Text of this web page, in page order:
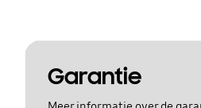
Garantie